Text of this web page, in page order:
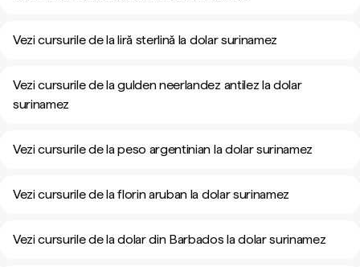
Vezi cursurile de la liră sterlină la dolar surinamez
Vezi cursurile de la gulden neerlandez antilez la dolar
surinamez
Vezi cursurile de la peso argentinian la dolar surinamez
Vezi cursurile de la florin aruban la dolar surinamez
Vezi cursurile de la dolar din Barbados la dolar surinamez